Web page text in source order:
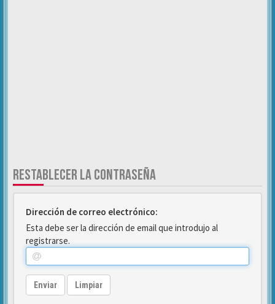
RESTABLECER LA CONTRASEÑA
Dirección de correo electrónico:
Esta debe ser la dirección de email que introdujo al
registrarse.
Enviar Limpiar